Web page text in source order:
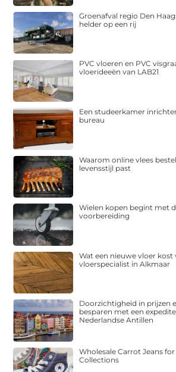
Groenafval regio Den
helder op een rij
PVC vloeren en PVC
vloerideeën van LAB21
Een studeerkamer
bureau
Waarom online vlees
levensstijl past
Wielen kopen begint met
voorbereiding
Wat een nieuwe vloer kost
vloerspecialist in Alkmaar
Doorzichtigheid in prijzen
besparen met een
Nederlandse Antillen
Wholesale Carrot Jeans
Collections